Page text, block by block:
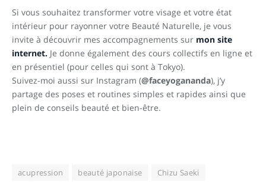
Si vous souhaitez transformer votre visage et votre état
intérieur pour rayonner votre Beauté Naturelle, je vous
invite à découvrir mes accompagnements sur mon site
internet. Je donne également des cours collectifs en ligne et
en présentiel (pour celles qui sont à Tokyo).
Suivez-moi aussi sur Instagram (@faceyogananda), j’y
partage des poses et routines simples et rapides ainsi que
plein de conseils beauté et bien-être.
acupression beauté japonaise
Chizu Saeki